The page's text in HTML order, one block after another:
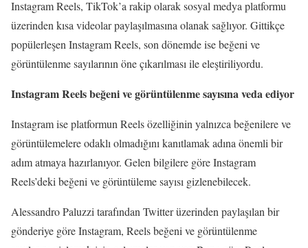
Instagram Reels, TikTok’a rakip olarak sosyal medya platformu
üzerinden kısa videolar paylaşılmasına olanak sağlıyor. Gittikçe
popülerleşen Instagram Reels, son dönemde ise beğeni ve
görüntülenme sayılarının öne çıkarılması ile eleştiriliyordu.
Instagram Reels beğeni ve görüntülenme sayısına veda ediyor
Instagram ise platformun Reels özelliğinin yalnızca beğenilere ve
görüntülemelere odaklı olmadığını kanıtlamak adına önemli bir
adım atmaya hazırlanıyor. Gelen bilgilere göre Instagram
Reels’deki beğeni ve görüntüleme sayısı gizlenebilecek.
Alessandro Paluzzi tarafından Twitter üzerinden paylaşılan bir
gönderiye göre Instagram, Reels beğeni ve görüntülenme